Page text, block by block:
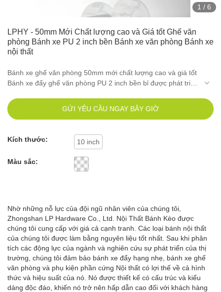
1 / 6
LPHY - 50mm Mới Chất lượng cao và Giá tốt Ghế văn
phòng Bánh xe PU 2 inch bền Bánh xe văn phòng Bánh xe
nội thất
Bánh xe ghế văn phòng 50mm mới chất lượng cao và giá tốt
Bánh xe đẩy ghế văn phòng PU 2 inch bền bỉ được phát triển
chức năng mạnh mẽ mà còn giải quyết được các điểm khó
khăn đã gây ra trong ngành công nghiệp trong một thời gian
thất.
GỬI YÊU CẦU NGAY BÂY GIỜ
Kích thước: 10 inch
Màu sắc:
Nhờ những nỗ lực của đội ngũ nhân viên của chúng tôi,
Zhongshan LP Hardware Co., Ltd. Nội Thất Bánh Kèo được
chúng tôi cung cấp với giá cả cạnh tranh. Các loại bánh nội thất
của chúng tôi được làm bằng nguyên liệu tốt nhất. Sau khi phân
tích các động lực của ngành và nghiên cứu sự phát triển của thị
trường, chúng tôi đảm bảo bánh xe đẩy hạng nhẹ, bánh xe ghế
văn phòng và phụ kiện phần cứng Nội thất có lợi thế về cả hình
thức và hiệu suất của nó. Nó được thiết kế có cấu trúc và kiểu
dáng độc đáo, khiến nó trở nên hấp dẫn cao đối với khách hàng